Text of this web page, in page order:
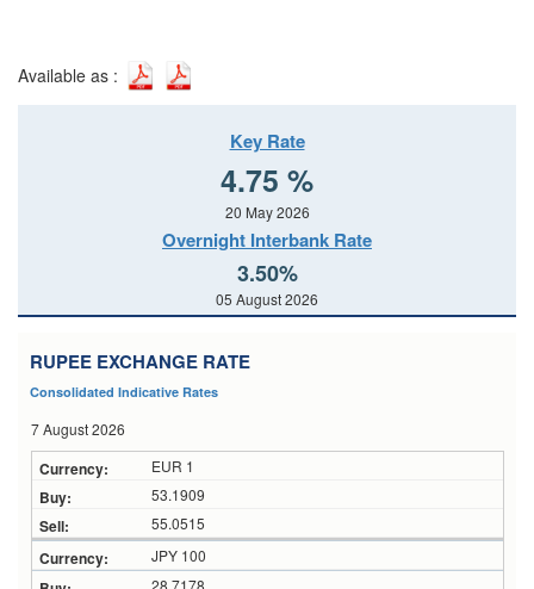
Available as :
Key Rate
4.75 %
20 May 2026
Overnight Interbank Rate
3.50%
05 August 2026
RUPEE EXCHANGE RATE
Consolidated Indicative Rates
7 August 2026
EUR 1
53.1909
55.0515
JPY 100
28.7178